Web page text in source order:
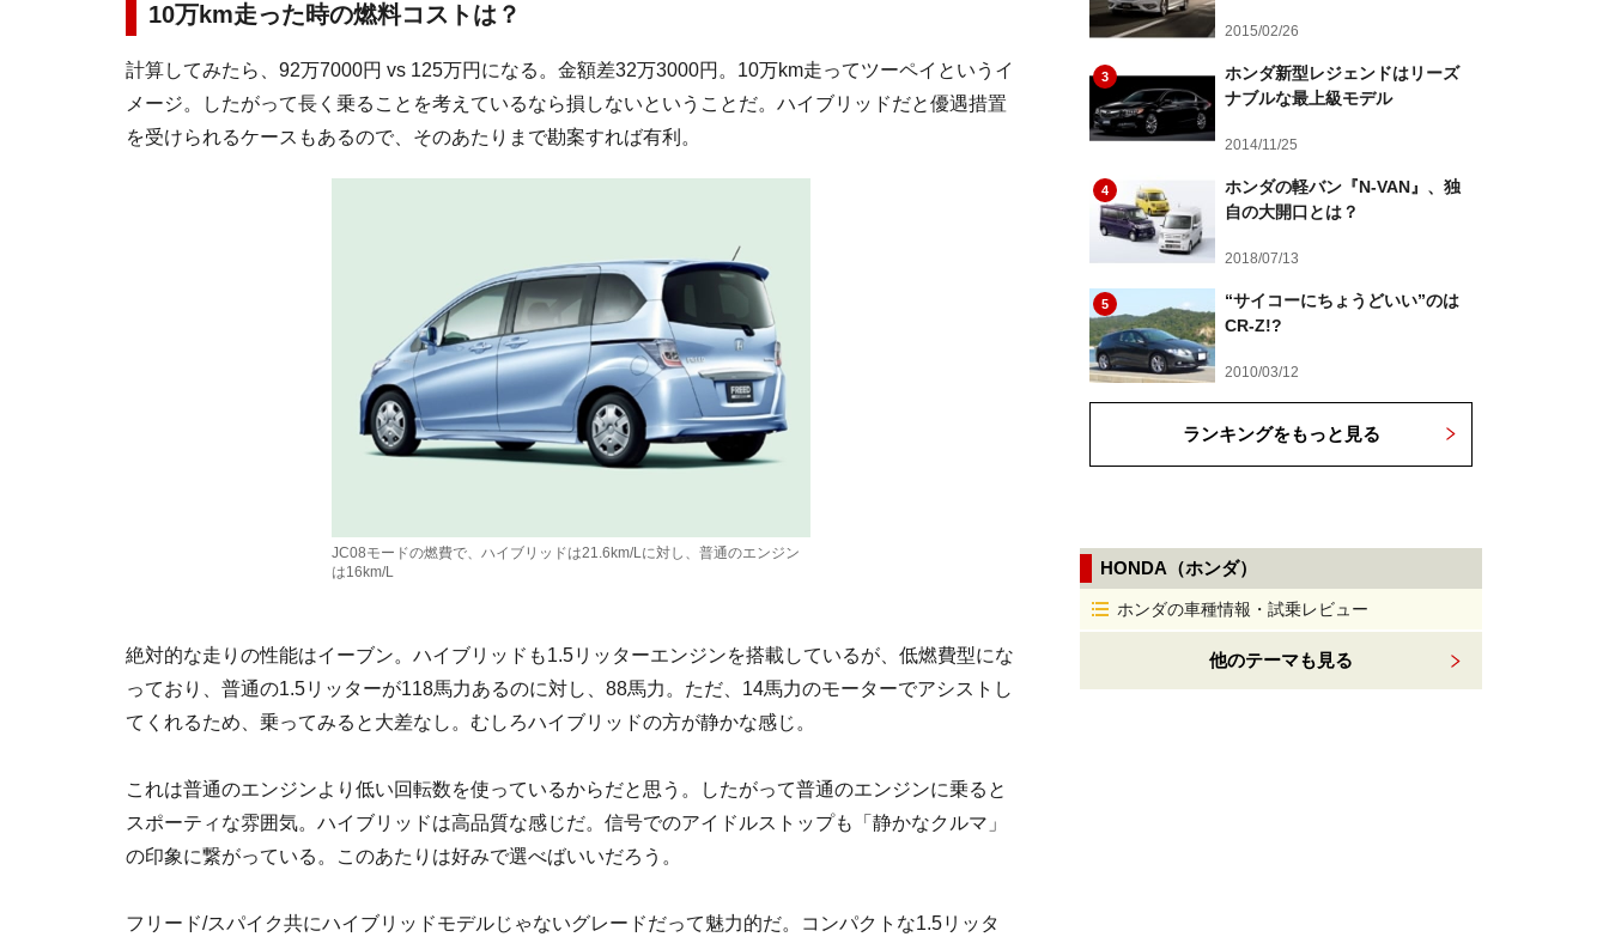
10万km走った時の燃料コストは？
計算してみたら、92万7000円 vs 125万円になる。金額差32万3000円。10万km走ってツーペイというイ
メージ。したがって長く乗ることを考えているなら損しないということだ。ハイブリッドだと優遇措置
を受けられるケースもあるので、そのあたりまで勘案すれば有利。
JC08モードの燃費で、ハイブリッドは21.6km/Lに対し、普通のエンジン
は16km/L
絶対的な走りの性能はイーブン。ハイブリッドも1.5リッターエンジンを搭載しているが、低燃費型にな
っており、普通の1.5リッターが118馬力あるのに対し、88馬力。ただ、14馬力のモーターでアシストし
てくれるため、乗ってみると大差なし。むしろハイブリッドの方が静かな感じ。
これは普通のエンジンより低い回転数を使っているからだと思う。したがって普通のエンジンに乗ると
スポーティな雰囲気。ハイブリッドは高品質な感じだ。信号でのアイドルストップも「静かなクルマ」
の印象に繋がっている。このあたりは好みで選べばいいだろう。
フリード/スパイク共にハイブリッドモデルじゃないグレードだって魅力的だ。コンパクトな1.5リッタ
2015/02/26
3
ホンダ新型レジェンドはリーズ
ナブルな最上級モデル
2014/11/25
4
ホンダの軽バン『N-VAN』、独
自の大開口とは？
2018/07/13
5
“サイコーにちょうどいい”のは
CR-Z!?
2010/03/12
ランキングをもっと見る
HONDA（ホンダ）
ホンダの車種情報・試乗レビュー
他のテーマも見る